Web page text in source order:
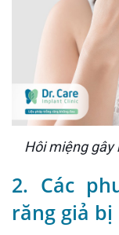
Hôi miệng
2. Các
răng giả